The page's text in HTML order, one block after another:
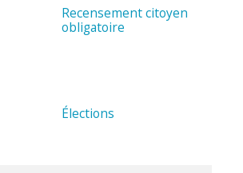
Recensement citoyen
obligatoire
Élections